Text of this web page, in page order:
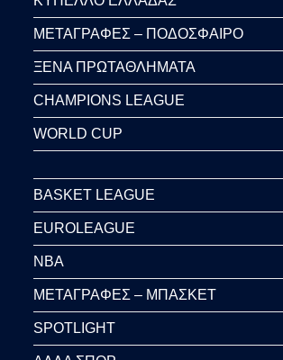
ΜΕΤΑΓΡΑΦΕΣ – ΠΟΔΟΣΦΑΙΡΟ
ΞΕΝΑ ΠΡΩΤΑΘΛΗΜΑΤΑ
CHAMPIONS LEAGUE
WORLD CUP
BASKET LEAGUE
EUROLEAGUE
NBA
ΜΕΤΑΓΡΑΦΕΣ – ΜΠΑΣΚΕΤ
SPOTLIGHT